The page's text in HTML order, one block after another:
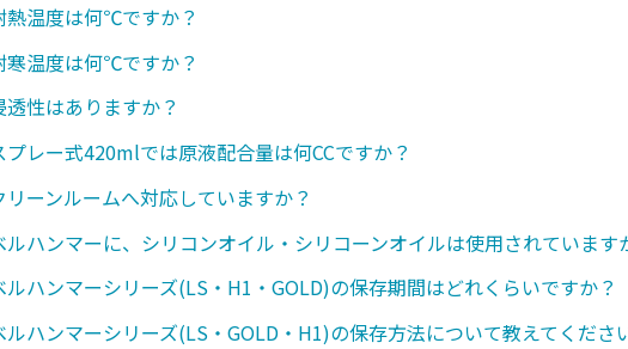
熱温度は何℃ですか？
寒温度は何℃ですか？
透性はありますか？
プレー式420mlでは原液配合量は何CCですか？
リーンルームへ対応していますか？
ルハンマーに、シリコンオイル・シリコーンオイルは使用されています
ルハンマーシリーズ(LS・H1・GOLD)の保存期間はどれくらいですか？
ルハンマーシリーズ(LS・GOLD・H1)の保存方法について教えてくださ